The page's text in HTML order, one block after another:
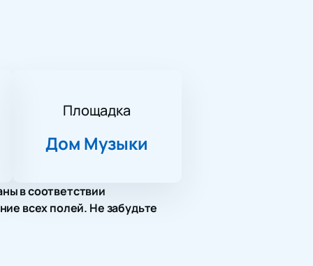
Площадка
Дом Музыки
в соответствии
всех полей. Не забудьте